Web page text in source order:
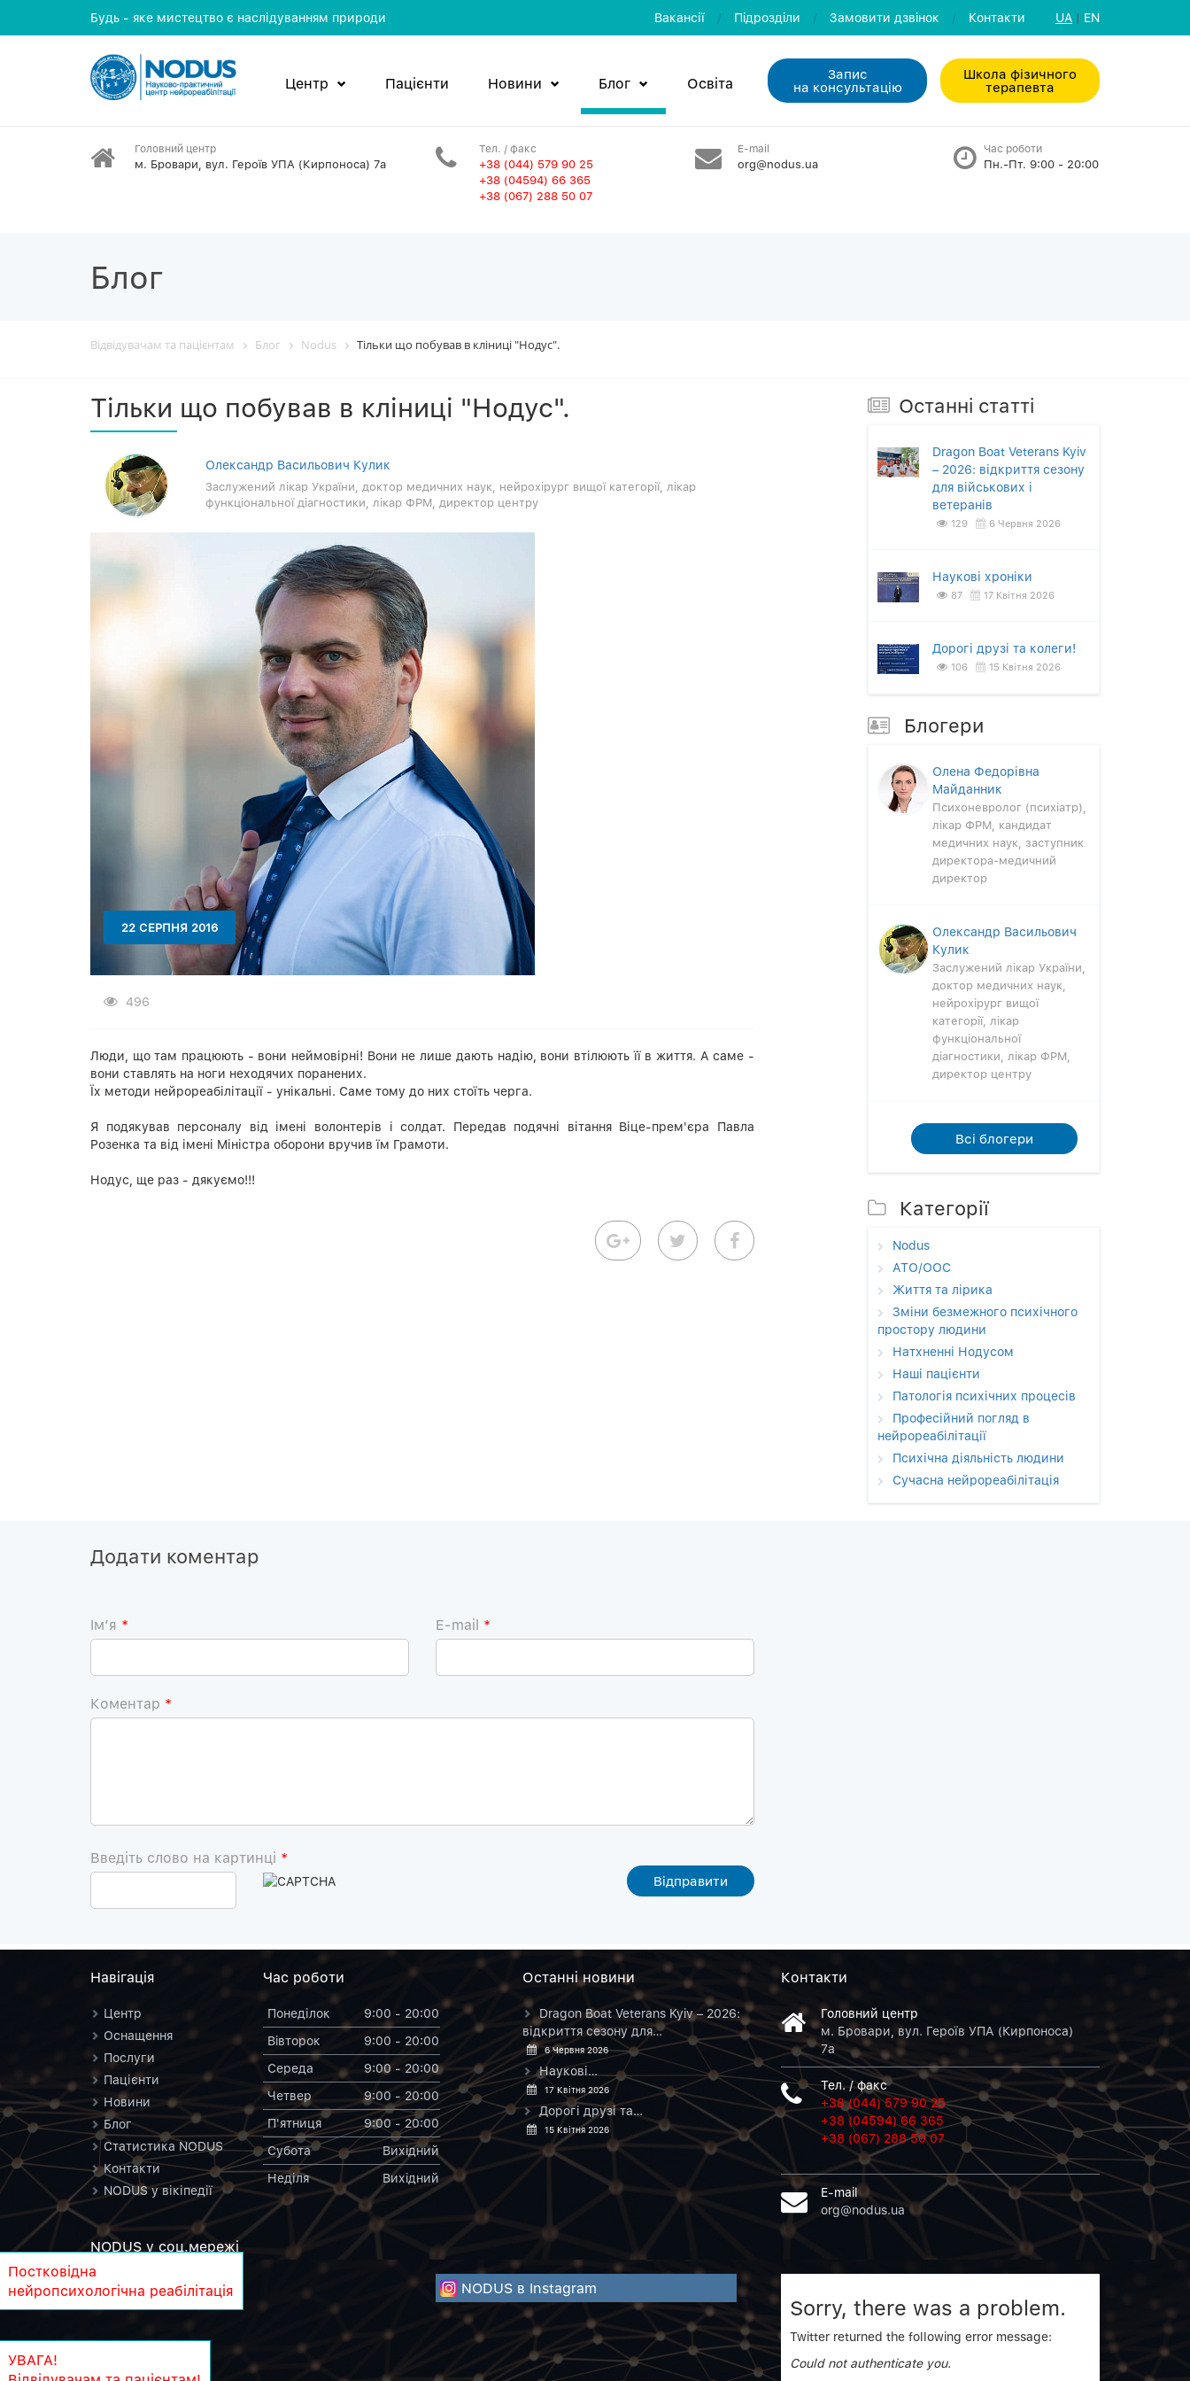
Будь - яке мистецтво є наслідуванням природи Вакансії / Пiдроздiли / Замовити дзвiнок / Контакти UA | EN
Центр Пацієнти Новини Блог Освiта
Запис
на консультацiю
Школа фізичного
терапевта
Головний центр
м. Бровари, вул. Героїв УПА (Кирпоноса) 7а
Тел. / факс
+38 (044) 579 90 25
+38 (04594) 66 365
+38 (067) 288 50 07
E-mail
org@nodus.ua
Час роботи
Пн.-Пт. 9:00 - 20:00
Блог
Відвідувачам та пацієнтам Блог Nodus Тільки що побував в кліниці "Нодус".
Тільки що побував в кліниці "Нодус".
Олександр Васильович Кулик
Заслужений лікар України, доктор медичних наук, нейрохірург вищої категорії, лікар
функціональної діагностики, лікар ФРМ, директор центру
22 СЕРПНЯ 2016
496
Люди, що там працюють - вони неймовірні! Вони не лише дають надію, вони втілюють її в життя. А саме -
вони ставлять на ноги неходячих поранених.
Їх методи нейрореабілітації - унікальні. Саме тому до них стоїть черга.
Я подякував персоналу від імені волонтерів і солдат. Передав подячні вітання Віце-прем'єра Павла
Розенка та від імені Міністра оборони вручив їм Грамоти.
Нодус, ще раз - дякуємо!!!
Останнi статтi
Dragon Boat Veterans Kyiv
– 2026: відкриття сезону
для військових і
ветеранів
129 6 Червня 2026
Наукові хроніки
87 17 Квітня 2026
Дорогі друзі та колеги!
106 15 Квітня 2026
Блогери
Олена Федорівна
Майданник
Психоневролог (психіатр),
лікар ФРМ, кандидат
медичних наук, заступник
директора-медичний
директор
Олександр Васильович
Кулик
Заслужений лікар України,
доктор медичних наук,
нейрохірург вищої
категорії, лікар
функціональної
діагностики, лікар ФРМ,
директор центру
Всi блогери
Категорії
Nodus
АТО/ООС
Життя та лірика
Зміни безмежного психічного
простору людини
Натхненні Нодусом
Наші пацієнти
Патологія психічних процесів
Професійний погляд в
нейрореабілітації
Психічна діяльність людини
Сучасна нейрореабілітація
Додати коментар
Iм’я * E-mail *
Коментар *
Введіть слово на картинці *
Навiгацiя
Центр
Оснащення
Послуги
Пацієнти
Новини
Блог
Статистика NODUS
Контакти
NODUS у вікіпедії
Час роботи
Понеділок
9:00 - 20:00
Вiвторок
9:00 - 20:00
Середа
9:00 - 20:00
Четвер
9:00 - 20:00
П'ятниця
9:00 - 20:00
Субота
Вихiдний
Неділя
Вихiдний
Останнi новини
Dragon Boat Veterans Kyiv – 2026:
відкриття сезону для…
6 Червня 2026
Наукові…
17 Квітня 2026
Дорогі друзі та…
15 Квітня 2026
Контакти
Головний центр
м. Бровари, вул. Героїв УПА (Кирпоноса)
7а
Тел. / факс
+38 (044) 579 90 25
+38 (04594) 66 365
+38 (067) 288 50 07
E-mail
org@nodus.ua
NODUS у соц.мережi
NODUS в Instagram
Sorry, there was a problem.
Twitter returned the following error message:
Could not authenticate you.
Постковідна
нейропсихологічна реабілітація
УВАГА!